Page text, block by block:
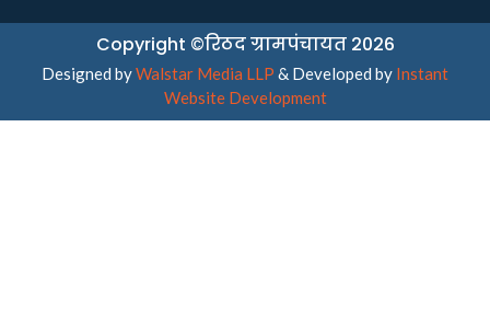
Copyright ©रिठद ग्रामपंचायत 2026
Designed byWalstar Media LLP & Developed by Instant
Website Development